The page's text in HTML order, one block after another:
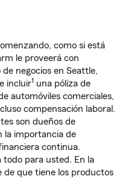
como si está
le proveerá con
negocios en Seattle,
incluir1 una póliza de
automóviles comerciales,
compensación laboral.
son dueños de
la importancia de
continua.
todo para usted. En la
de que tiene los productos